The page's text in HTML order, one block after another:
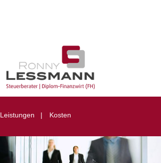
Leistungen | Kosten